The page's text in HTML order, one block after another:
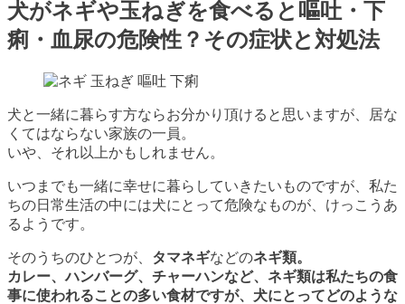
犬がネギや玉ねぎを食べると嘔吐・下
痢・血尿の危険性？その症状と対処法
犬と一緒に暮らす方ならお分かり頂けると思いますが、居な
くてはならない家族の一員。
いや、それ以上かもしれません。
いつまでも一緒に幸せに暮らしていきたいものですが、私た
ちの日常生活の中には犬にとって危険なものが、けっこうあ
るようです。
そのうちのひとつが、 タマネギなどのネギ類。
カレー、ハンバーグ、チャーハンなど、 ネギ類は私たちの食
事に使われることの多い食材ですが、犬にとってどのような